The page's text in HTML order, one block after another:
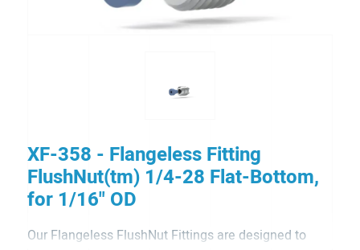
XF-358 - Flangeless Fitting
FlushNut(tm) 1/4-28 Flat-Bottom,
for 1/16" OD
Our Flangeless FlushNut Fittings are designed to